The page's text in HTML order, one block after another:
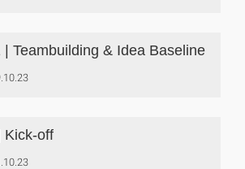
| Teambuilding & Idea Baseline
Kick-off